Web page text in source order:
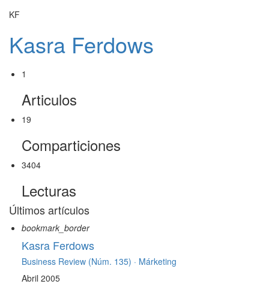
KF
Kasra Ferdows
1
Articulos
19
Comparticiones
3404
Lecturas
Últimos artículos
bookmark_border
Kasra Ferdows
Business Review (Núm. 135) · Márketing
Abril 2005